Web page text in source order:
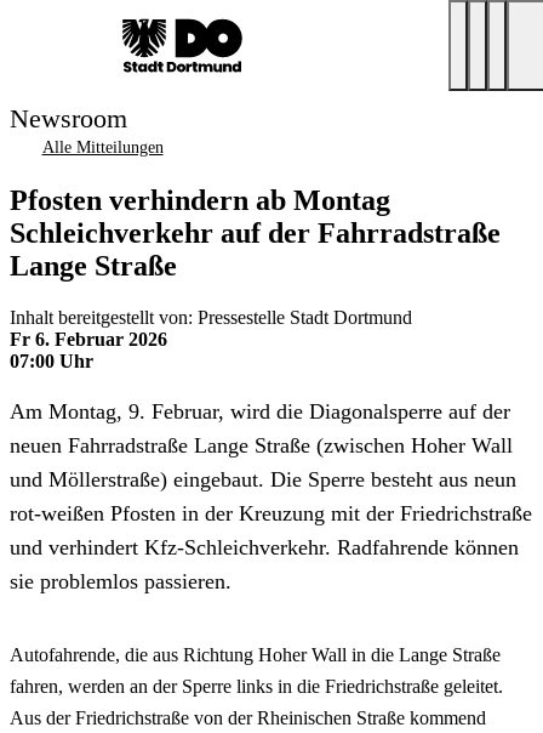
Newsroom
Alle Mitteilungen
Pfosten verhindern ab Montag
Schleichverkehr auf der Fahrradstraße
Lange Straße
Inhalt bereitgestellt von: Pressestelle Stadt Dortmund
Fr 6. Februar 2026
07:00 Uhr
Am Montag, 9. Februar, wird die Diagonalsperre auf der
neuen Fahrradstraße Lange Straße (zwischen Hoher Wall
und Möllerstraße) eingebaut. Die Sperre besteht aus neun
rot-weißen Pfosten in der Kreuzung mit der Friedrichstraße
und verhindert Kfz-Schleichverkehr. Radfahrende können
sie problemlos passieren.
Autofahrende, die aus Richtung Hoher Wall in die Lange Straße
fahren, werden an der Sperre links in die Friedrichstraße geleitet.
Aus der Friedrichstraße von der Rheinischen Straße kommend